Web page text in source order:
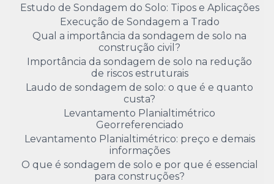
Estudo de Sondagem do Solo: Tipos e Aplicações
Execução de Sondagem a Trado
Qual a importância da sondagem de solo na
construção civil?
Importância da sondagem de solo na redução
de riscos estruturais
Laudo de sondagem de solo: o que é e quanto
custa?
Levantamento Planialtimétrico
Georreferenciado
Levantamento Planialtimétrico: preço e demais
informações
O que é sondagem de solo e por que é essencial
para construções?